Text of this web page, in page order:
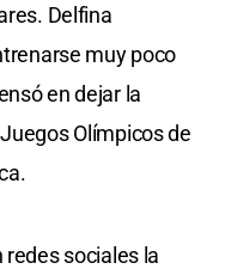
Delfina
muy poco
en dejar la
Olímpicos de
sociales la